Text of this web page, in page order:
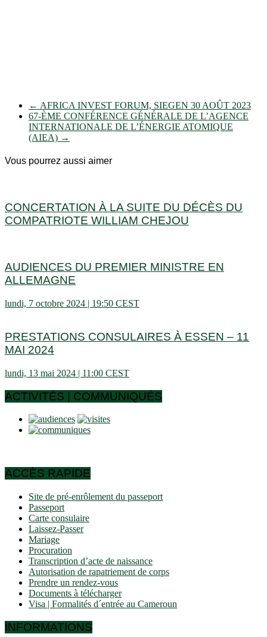
← AFRICA INVEST FORUM, SIEGEN 30 AOÛT 2023
67-ÈME CONFÉRENCE GÉNÉRALE DE L’AGENCE
INTERNATIONALE DE L’ÉNERGIE ATOMIQUE
(AIEA) →
Vous pourrez aussi aimer
CONCERTATION À LA SUITE DU DÉCÈS DU
COMPATRIOTE WILLIAM CHEJOU
AUDIENCES DU PREMIER MINISTRE EN
ALLEMAGNE
lundi, 7 octobre 2024 | 19:50 CEST
PRESTATIONS CONSULAIRES À ESSEN – 11
MAI 2024
lundi, 13 mai 2024 | 11:00 CEST
ACTIVITÉS | COMMUNIQUÉS
ACCÈS RAPIDE
Site de pré-enrôlement du passeport
Passeport
Carte consulaire
Laissez-Passer
Mariage
Procuration
Transcription d’acte de naissance
Autorisation de rapatriement de corps
Prendre un rendez-vous
Documents à télécharger
Visa | Formalités d´entrée au Cameroun
INFORMATIONS